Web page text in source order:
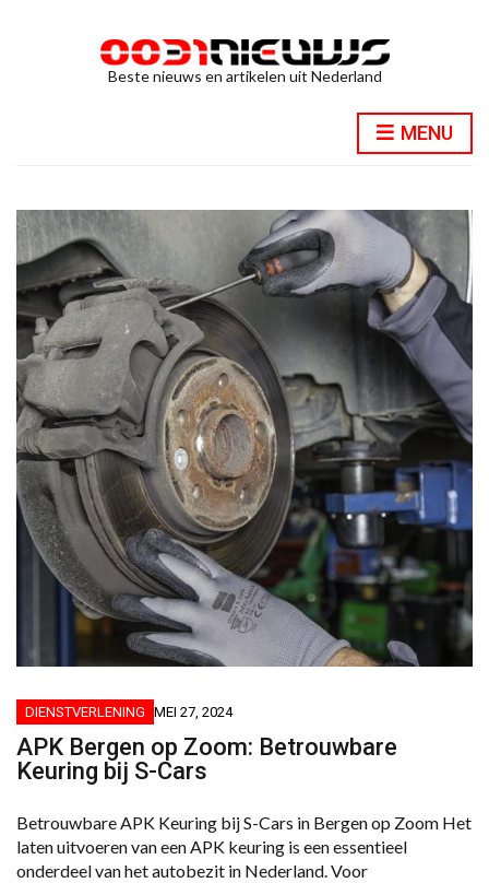
Beste nieuws en artikelen uit Nederland
MENU
DIENSTVERLENING MEI 27, 2024
APK Bergen op Zoom: Betrouwbare
Keuring bij S-Cars
Betrouwbare APK Keuring bij S-Cars in Bergen op Zoom Het
laten uitvoeren van een APK keuring is een essentieel
onderdeel van het autobezit in Nederland. Voor